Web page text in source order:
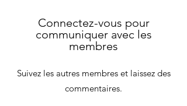
Connectez-vous pour
communiquer avec les
membres
Suivez les autres membres et laissez des
commentaires.